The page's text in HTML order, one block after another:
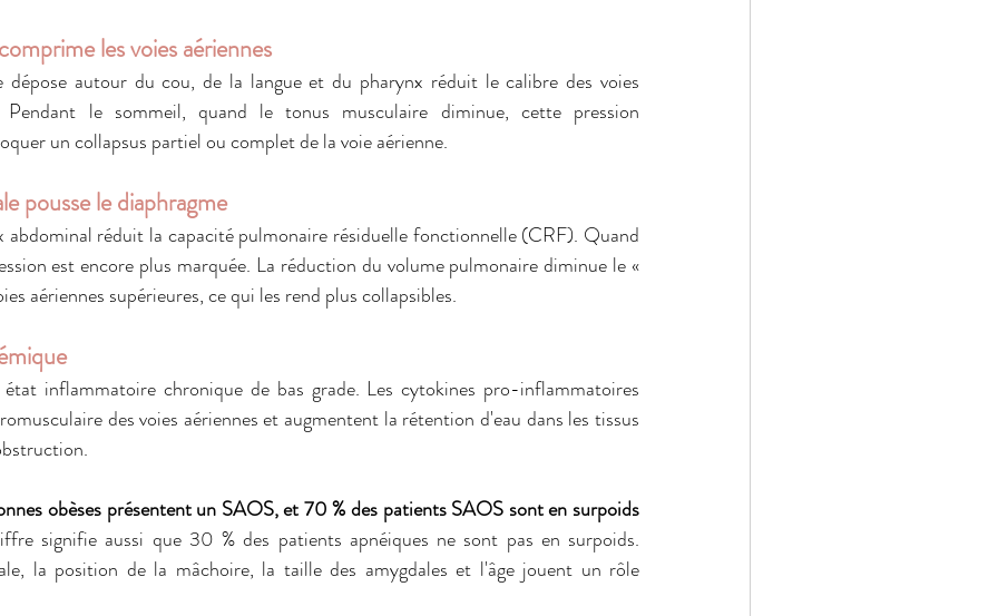
les voies aériennes
dépose autour du cou, de la langue et du pharynx réduit le calibre des voies
Pendant le sommeil, quand le tonus musculaire diminue, cette pression
un collapsus partiel ou complet de la voie aérienne.
pousse le diaphragme
abdominal réduit la capacité pulmonaire résiduelle fonctionnelle (CRF). Quand
est encore plus marquée. La réduction du volume pulmonaire diminue le «
aériennes supérieures, ce qui les rend plus collapsibles.
inflammatoire chronique de bas grade. Les cytokines pro-inflammatoires
des voies aériennes et augmentent la rétention d'eau dans les tissus
obèses présentent un SAOS, et 70 % des patients SAOS sont en surpoids
signifie aussi que 30 % des patients apnéiques ne sont pas en surpoids.
la position de la mâchoire, la taille des amygdales et l'âge jouent un rôle